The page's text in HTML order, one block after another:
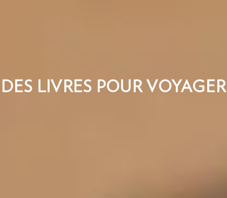
DES LIVRES POUR VOYAGER